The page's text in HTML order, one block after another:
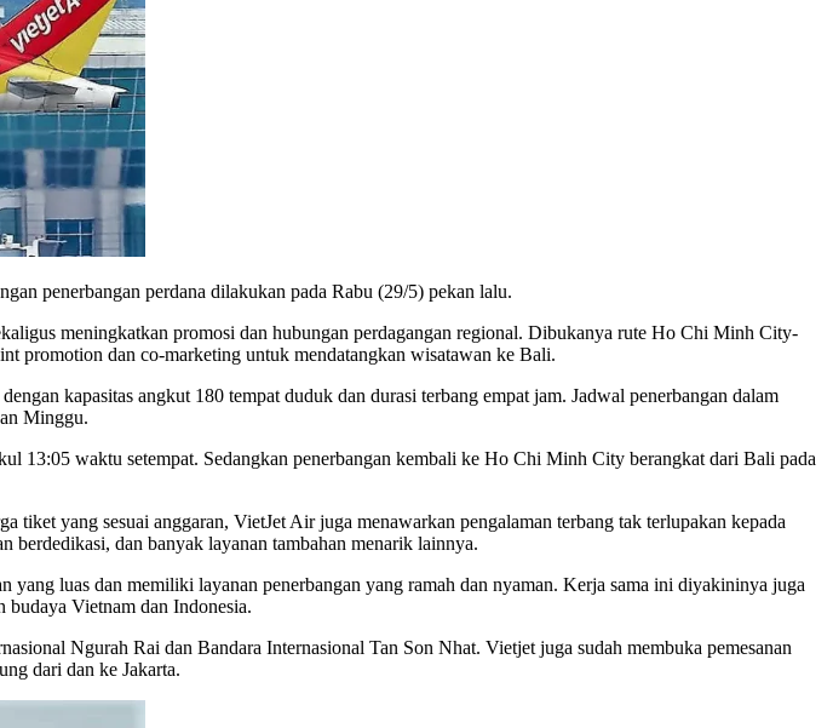
penerbangan perdana dilakukan pada Rabu (29/5) pekan lalu.
meningkatkan promosi dan hubungan perdagangan regional. Dibukanya rute Ho Chi Minh City-
promotion dan co-marketing untuk mendatangkan wisatawan ke Bali.
kapasitas angkut 180 tempat duduk dan durasi terbang empat jam. Jadwal penerbangan dalam
Minggu.
waktu setempat. Sedangkan penerbangan kembali ke Ho Chi Minh City berangkat dari Bali pada
tiket yang sesuai anggaran, VietJet Air juga menawarkan pengalaman terbang tak terlupakan kepada
berdedikasi, dan banyak layanan tambahan menarik lainnya.
luas dan memiliki layanan penerbangan yang ramah dan nyaman. Kerja sama ini diyakininya juga
budaya Vietnam dan Indonesia.
Ngurah Rai dan Bandara Internasional Tan Son Nhat. Vietjet juga sudah membuka pemesanan
dari dan ke Jakarta.